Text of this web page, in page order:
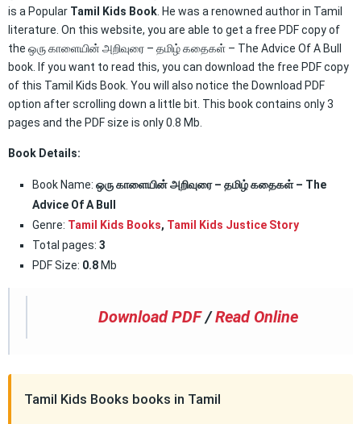
is a Popular Tamil Kids Book . He was a renowned author in Tamil
literature. On this website, you are able to get a free PDF copy of
the ஒரு காளையின் அறிவுரை – தமிழ் கதைகள் – The Advice Of A Bull
book. If you want to read this, you can download the free PDF copy
of this Tamil Kids Book. You will also notice the Download PDF
option after scrolling down a little bit. This book contains only 3
pages and the PDF size is only 0.8 Mb.
Book Details:
Book Name: ஒரு காளையின் அறிவுரை – தமிழ் கதைகள் – The
Advice Of A Bull
Genre: Tamil Kids Books, Tamil Kids Justice Story
Total pages: 3
PDF Size: 0.8 Mb
Download PDF /Read Online
Tamil Kids Books books in Tamil